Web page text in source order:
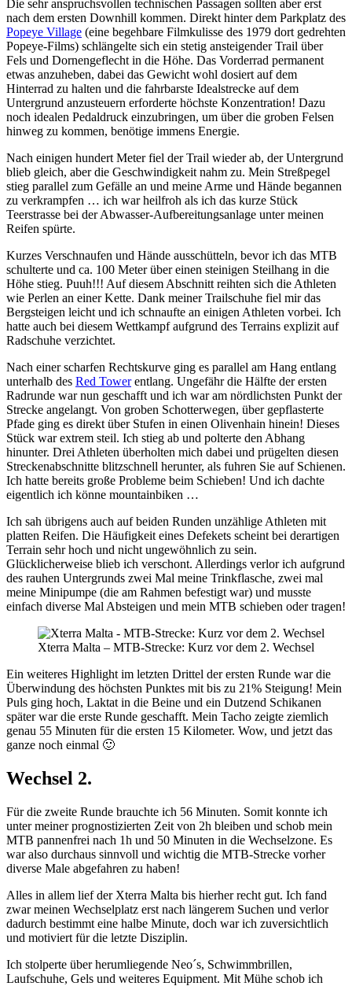
Die sehr anspruchsvollen technischen Passagen sollten aber erst
nach dem ersten Downhill kommen. Direkt hinter dem Parkplatz des
Popeye Village (eine begehbare Filmkulisse des 1979 dort gedrehten
Popeye-Films) schlängelte sich ein stetig ansteigender Trail über
Fels und Dornengeflecht in die Höhe. Das Vorderrad permanent
etwas anzuheben, dabei das Gewicht wohl dosiert auf dem
Hinterrad zu halten und die fahrbarste Idealstrecke auf dem
Untergrund anzusteuern erforderte höchste Konzentration! Dazu
noch idealen Pedaldruck einzubringen, um über die groben Felsen
hinweg zu kommen, benötige immens Energie.
Nach einigen hundert Meter fiel der Trail wieder ab, der Untergrund
blieb gleich, aber die Geschwindigkeit nahm zu. Mein Streßpegel
stieg parallel zum Gefälle an und meine Arme und Hände begannen
zu verkrampfen … ich war heilfroh als ich das kurze Stück
Teerstrasse bei der Abwasser-Aufbereitungsanlage unter meinen
Reifen spürte.
Kurzes Verschnaufen und Hände ausschütteln, bevor ich das MTB
schulterte und ca. 100 Meter über einen steinigen Steilhang in die
Höhe stieg. Puuh!!! Auf diesem Abschnitt reihten sich die Athleten
wie Perlen an einer Kette. Dank meiner Trailschuhe fiel mir das
Bergsteigen leicht und ich schnaufte an einigen Athleten vorbei. Ich
hatte auch bei diesem Wettkampf aufgrund des Terrains explizit auf
Radschuhe verzichtet.
Nach einer scharfen Rechtskurve ging es parallel am Hang entlang
unterhalb des Red Towerentlang. Ungefähr die Hälfte der ersten
Radrunde war nun geschafft und ich war am nördlichsten Punkt der
Strecke angelangt. Von groben Schotterwegen, über gepflasterte
Pfade ging es direkt über Stufen in einen Olivenhain hinein! Dieses
Stück war extrem steil. Ich stieg ab und polterte den Abhang
hinunter. Drei Athleten überholten mich dabei und prügelten diesen
Streckenabschnitte blitzschnell herunter, als fuhren Sie auf Schienen.
Ich hatte bereits große Probleme beim Schieben! Und ich dachte
eigentlich ich könne mountainbiken …
Ich sah übrigens auch auf beiden Runden unzählige Athleten mit
platten Reifen. Die Häufigkeit eines Defekets scheint bei derartigen
Terrain sehr hoch und nicht ungewöhnlich zu sein.
Glücklicherweise blieb ich verschont. Allerdings verlor ich aufgrund
des rauhen Untergrunds zwei Mal meine Trinkflasche, zwei mal
meine Minipumpe (die am Rahmen befestigt war) und musste
einfach diverse Mal Absteigen und mein MTB schieben oder tragen!
Xterra Malta – MTB-Strecke: Kurz vor dem 2. Wechsel
Ein weiteres Highlight im letzten Drittel der ersten Runde war die
Überwindung des höchsten Punktes mit bis zu 21% Steigung! Mein
Puls ging hoch, Laktat in die Beine und ein Dutzend Schikanen
später war die erste Runde geschafft. Mein Tacho zeigte ziemlich
genau 55 Minuten für die ersten 15 Kilometer. Wow, und jetzt das
ganze noch einmal 🙂
Wechsel 2.
Für die zweite Runde brauchte ich 56 Minuten. Somit konnte ich
unter meiner prognostizierten Zeit von 2h bleiben und schob mein
MTB pannenfrei nach 1h und 50 Minuten in die Wechselzone. Es
war also durchaus sinnvoll und wichtig die MTB-Strecke vorher
diverse Male abgefahren zu haben!
Alles in allem lief der Xterra Malta bis hierher recht gut. Ich fand
zwar meinen Wechselplatz erst nach längerem Suchen und verlor
dadurch bestimmt eine halbe Minute, doch war ich zuversichtlich
und motiviert für die letzte Disziplin.
Ich stolperte über herumliegende Neo´s, Schwimmbrillen,
Laufschuhe, Gels und weiteres Equipment. Mit Mühe schob ich